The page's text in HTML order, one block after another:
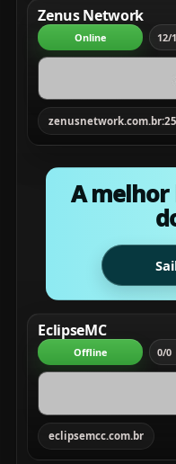
Zenus Network
Online 12/
A
eclipsemcc.com.br
EclipseMC
Offline 0/0